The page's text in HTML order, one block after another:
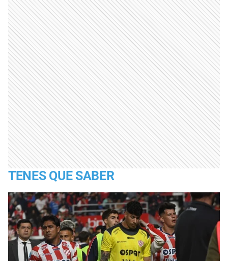
TENES QUE SABER